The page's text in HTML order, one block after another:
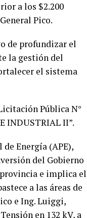
a los $2.200
Pico.
de profundizar el
la gestión del
el sistema
Pública N°
INDUSTRIAL II”.
Energía (APE),
del Gobierno
e implica el
a las áreas de
e Ing. Luiggi,
en 132 kV, a